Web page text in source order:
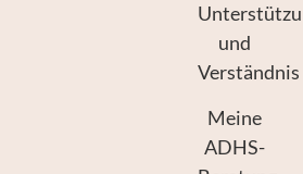
und
Verständnis
Meine
ADHS-